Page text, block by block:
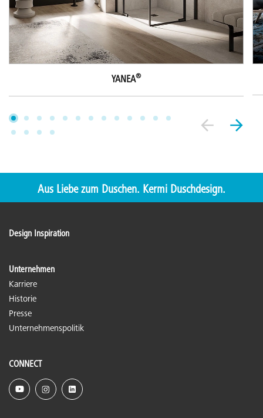
YANEA®
Aus Liebe zum Duschen. Kermi Duschdesign.
Design Inspiration
Unternehmen
Karriere
Historie
Presse
Unternehmenspolitik
CONNECT